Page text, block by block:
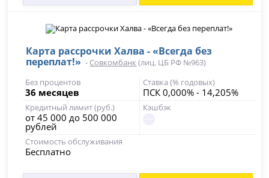
Карта рассрочки Халва - «Всегда без
переплат!» - Совкомбанк (лиц. ЦБ РФ №963)
Без процентов
36 месяцев
Ставка (% годовых)
ПСК 0,000% - 14,205%
Кредитный лимит (руб.)
от 45 000 до 500 000
рублей
Кэшбэк
Стоимость обслуживания
Бесплатно